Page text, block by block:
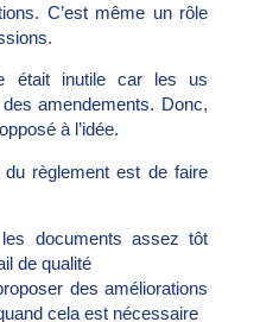
C’est même un rôle
était inutile car les us
amendements. Donc,
à l’idée.
règlement est de faire
documents assez tôt
de qualité
des améliorations
cela est nécessaire